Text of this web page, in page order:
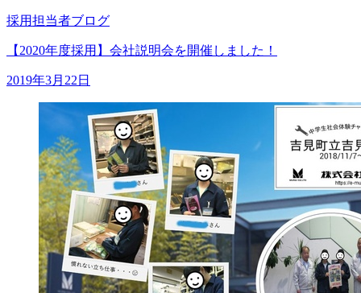
採用担当者ブログ
【2020年度採用】会社説明会を開催しました！
2019年3月22日